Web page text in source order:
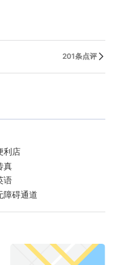
201条点评
利店
真
语
障碍通道